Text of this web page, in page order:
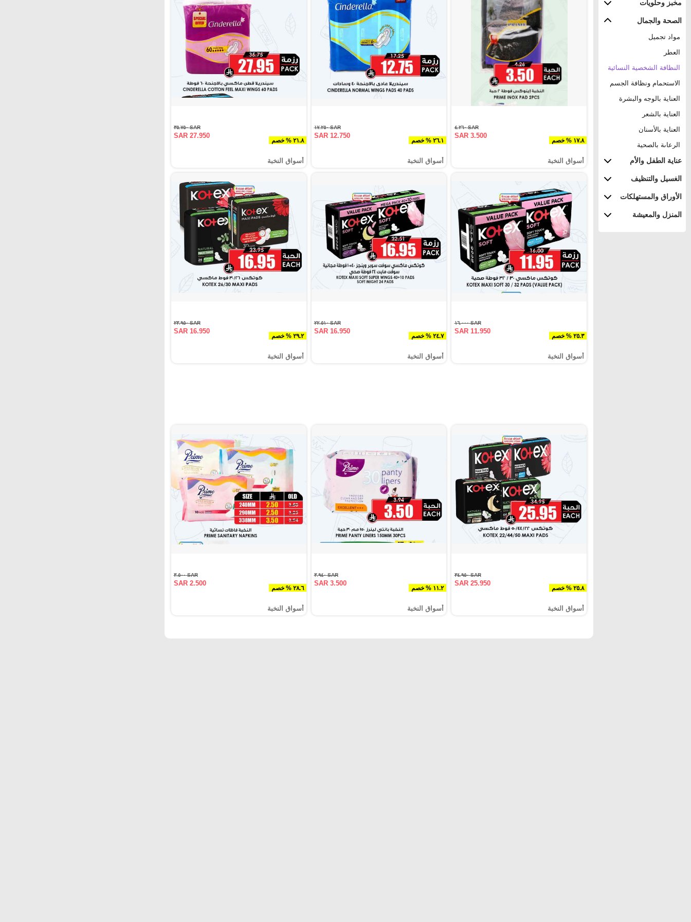
مخبز وحلويات
الصحة والجمال
مواد تجميل
العطر
النظافة الشخصية النسائية
الاستحمام ونظافة الجسم
العناية بالوجه والبشرة
العناية بالشعر
العناية بالأسنان
الرعاىة بالصحية
عناية الطفل والأم
الغسيل والتنظيف
الأوراق والمستهلكات
المنزل والمعيشة
١٧.٨ % خصم
SAR ٤.٢٦٠
SAR 3.500
أسواق النخبة
٢٦.١ % خصم
SAR ١٧.٢٥٠
SAR 12.750
أسواق النخبة
٢١.٨ % خصم
SAR ٣٥.٧٥٠
SAR 27.950
أسواق النخبة
٢٥.٣ % خصم
SAR ١٦.٠٠٠
SAR 11.950
أسواق النخبة
٢٤.٧ % خصم
SAR ٢٢.٥١٠
SAR 16.950
أسواق النخبة
٢٩.٢ % خصم
SAR ٢٣.٩٥٠
SAR 16.950
أسواق النخبة
٢٥.٨ % خصم
SAR ٣٤.٩٥٠
SAR 25.950
أسواق النخبة
١١.٢ % خصم
SAR ٣.٩٤٠
SAR 3.500
أسواق النخبة
٢٨.٦ % خصم
SAR ٣.٥٠٠
SAR 2.500
أسواق النخبة